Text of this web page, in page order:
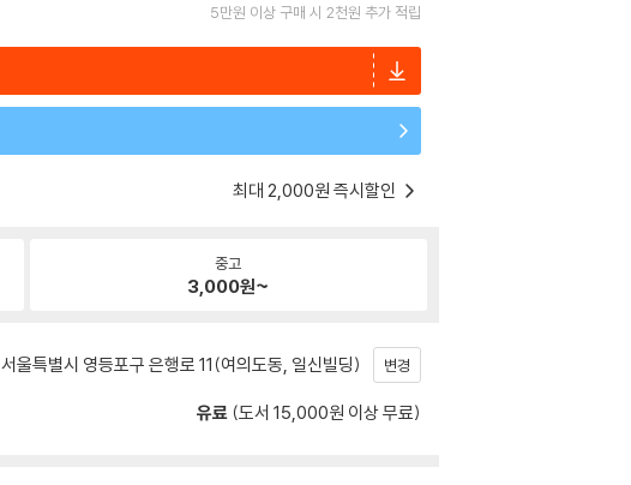
5만원 이상 구매 시 2천원 추가 적립
최대 2,000원 즉시할인
중고
3,000원~
서울특별시 영등포구 은행로 11(여의도동, 일신빌딩) 변경
유료 (도서 15,000원 이상 무료)